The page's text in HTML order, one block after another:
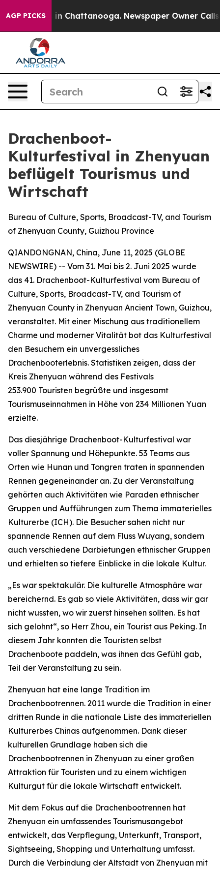
AGP PICKS
Chaos in Chattanooga. Newspaper Owner Calls
Drachenboot-
Kulturfestival in Zhenyuan
beflügelt Tourismus und
Wirtschaft
Bureau of Culture, Sports, Broadcast-TV, and Tourism
of Zhenyuan County, Guizhou Province
QIANDONGNAN, China, June 11, 2025 (GLOBE
NEWSWIRE) -- Vom 31. Mai bis 2. Juni 2025 wurde
das 41. Drachenboot-Kulturfestival vom Bureau of
Culture, Sports, Broadcast-TV, and Tourism of
Zhenyuan County in Zhenyuan Ancient Town, Guizhou,
veranstaltet. Mit einer Mischung aus traditionellem
Charme und moderner Vitalität bot das Kulturfestival
den Besuchern ein unvergessliches
Drachenbooterlebnis. Statistiken zeigen, dass der
Kreis Zhenyuan während des Festivals
253.900 Touristen begrüßte und insgesamt
Tourismuseinnahmen in Höhe von 234 Millionen Yuan
erzielte.
Das diesjährige Drachenboot-Kulturfestival war
voller Spannung und Höhepunkte. 53 Teams aus
Orten wie Hunan und Tongren traten in spannenden
Rennen gegeneinander an. Zu der Veranstaltung
gehörten auch Aktivitäten wie Paraden ethnischer
Gruppen und Aufführungen zum Thema immaterielles
Kulturerbe (ICH). Die Besucher sahen nicht nur
spannende Rennen auf dem Fluss Wuyang, sondern
auch verschiedene Darbietungen ethnischer Gruppen
und erhielten so tiefere Einblicke in die lokale Kultur.
„Es war spektakulär. Die kulturelle Atmosphäre war
bereichernd. Es gab so viele Aktivitäten, dass wir gar
nicht wussten, wo wir zuerst hinsehen sollten. Es hat
sich gelohnt“, so Herr Zhou, ein Tourist aus Peking. In
diesem Jahr konnten die Touristen selbst
Drachenboote paddeln, was ihnen das Gefühl gab,
Teil der Veranstaltung zu sein.
Zhenyuan hat eine lange Tradition im
Drachenbootrennen. 2011 wurde die Tradition in einer
dritten Runde in die nationale Liste des immateriellen
Kulturerbes Chinas aufgenommen. Dank dieser
kulturellen Grundlage haben sich die
Drachenbootrennen in Zhenyuan zu einer großen
Attraktion für Touristen und zu einem wichtigen
Kulturgut für die lokale Wirtschaft entwickelt.
Mit dem Fokus auf die Drachenbootrennen hat
Zhenyuan ein umfassendes Tourismusangebot
entwickelt, das Verpflegung, Unterkunft, Transport,
Sightseeing, Shopping und Unterhaltung umfasst.
Durch die Verbindung der Altstadt von Zhenyuan mit